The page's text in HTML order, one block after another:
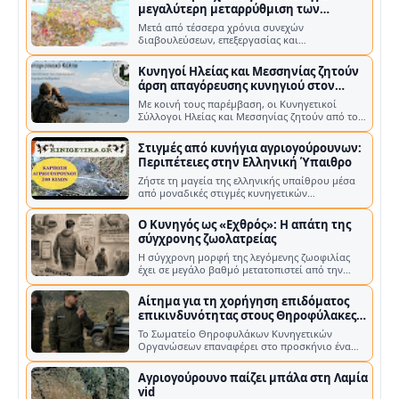
μεγαλύτερη μεταρρύθμιση των
τελευταίων ετών στην Κύπρο
Μετά από τέσσερα χρόνια συνεχών
διαβουλεύσεων, επεξεργασίας και
αλλεπάλληλων τροποποιήσεων, το νέο
τροποποιητικό νομοσχ…
Κυνηγοί Ηλείας και Μεσσηνίας ζητούν
άρση απαγόρευσης κυνηγιού στον
Κυπαρισσιακό κόλπο
Με κοινή τους παρέμβαση, οι Κυνηγετικοί
Σύλλογοι Ηλείας και Μεσσηνίας ζητούν από το
Υπουργείο Περιβάλλοντος και Ενέργει…
Στιγμές από κυνήγια αγριογούρουνων:
Περιπέτειες στην Ελληνική Ύπαιθρο
Ζήστε τη μαγεία της ελληνικής υπαίθρου μέσα
από μοναδικές στιγμές κυνηγετικών
εξορμήσεων. Η Ελλάδα, με την πλούσι…
Ο Κυνηγός ως «Εχθρός»: Η απάτη της
σύγχρονης ζωολατρείας
Η σύγχρονη μορφή της λεγόμενης ζωοφιλίας
έχει σε μεγάλο βαθμό μετατοπιστεί από την
απλή αγάπη προς τα ζώα σε κάτι βαθύτ…
Αίτημα για τη χορήγηση επιδόματος
επικινδυνότητας στους Θηροφύλακες
των Κυνηγετικών Οργανώσεων
Το Σωματείο Θηροφυλάκων Κυνηγετικών
Οργανώσεων επαναφέρει στο προσκήνιο ένα
ζήτημα που αφορά άμεσα τους ανθρώπους που
β…
Αγριογούρουνο παίζει μπάλα στη Λαμία
vid